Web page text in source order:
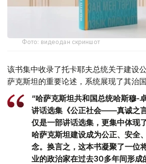
Фото: видеодан скриншот
该书集中收录了托卡耶夫总统关于建设
萨克斯坦的重要论述，系统展现了其治
“哈萨克斯坦共和国总统哈斯穆-
讲话选集《公正社会——真诚之
仅是一部讲话选集，更集中体现
哈萨克斯坦建设成为公正、安全
念。换言之，这本书凝聚了一位
业的政治家在过去30多年间形成